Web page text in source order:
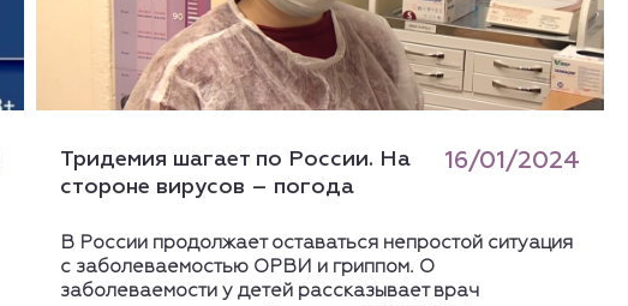
Тридемия шагает по России. На
стороне вирусов – погода
16/01/2024
В России продолжает оставаться непростой ситуация
с заболеваемостью ОРВИ и гриппом. О
заболеваемости у детей рассказывает врач